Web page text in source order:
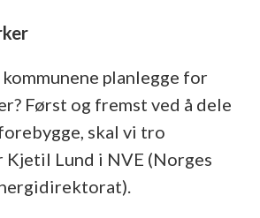
planlegge for
Først og fremst ved å dele
skal vi tro
Lund i NVE (Norges